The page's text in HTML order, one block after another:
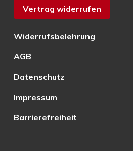
Vertrag widerrufen
Widerrufsbelehrung
AGB
Datenschutz
Impressum
Barrierefreiheit